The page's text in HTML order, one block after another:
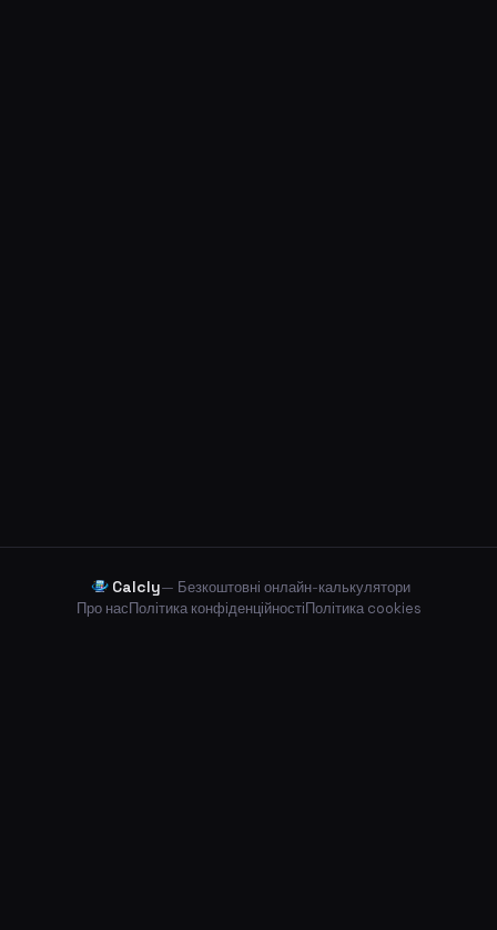
Calcly— Безкоштовні онлайн-калькулятори
Про насПолітика конфіденційностіПолітика cookies